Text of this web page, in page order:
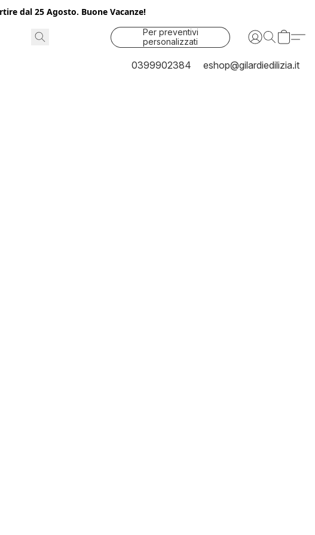
dal 25 Agosto. Buone Vacanze!
Per preventivi
personalizzati
contattaci
0399902384 eshop@gilardiedilizia.it